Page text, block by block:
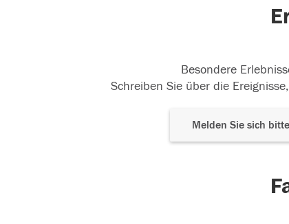
Besondere
Schreiben Sie über die
Melden Sie sich